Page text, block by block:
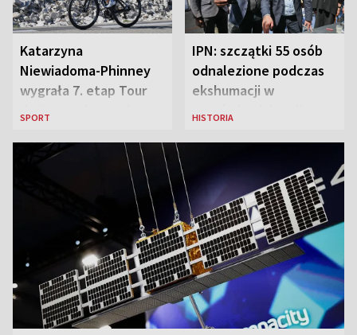
Katarzyna
Niewiadoma-Phinney
wygrała 7. etap Tour
de France i została
SPORT
IPN: szczątki 55 osób
odnalezione podczas
ekshumacji w
Ostrówkach i Woli
HISTORIA